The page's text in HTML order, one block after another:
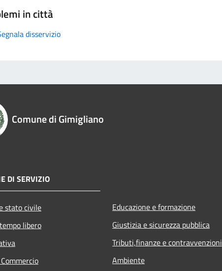
in città
disservizio
Comune di Gimigliano
DI SERVIZIO
stato civile
libero
Educazione e formazione
Giustizia e sicurezza pubblica
Tributi,finanze e contravvenzioni
Ambiente